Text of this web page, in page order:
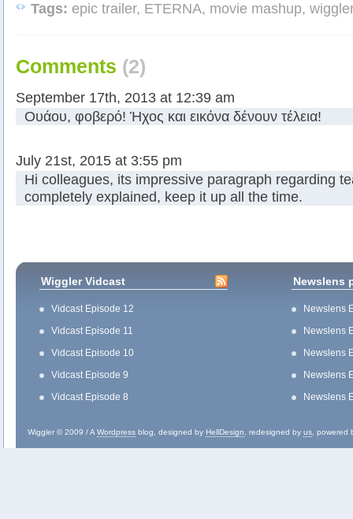
Tags: epic trailer, ETERNA, movie mashup,
Comments (2)
September 17th, 2013 at 12:39 am
Ουάου, φοβερό! Ήχος και εικόνα δένουν τέλεια!
July 21st, 2015 at 3:55 pm
Hi colleagues, its impressive paragraph regarding
completely explained, keep it up all the time.
Wiggler Vidcast
Vidcast Episode 12
Vidcast Episode 11
Vidcast Episode 10
Vidcast Episode 9
Vidcast Episode 8
Newslens
Newslens
Newslens
Newslens
Newslens
Newslens
Wiggler © 2009 / A Wordpress blog, designed by HellDesign , redesigned by us , powered